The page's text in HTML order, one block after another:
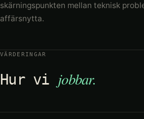
skärningspunkten mellan teknisk
affärsnytta.
VÄRDERINGAR
Hur vi jobbar.